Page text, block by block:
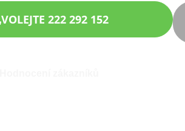
VOLEJTE 222 292 152